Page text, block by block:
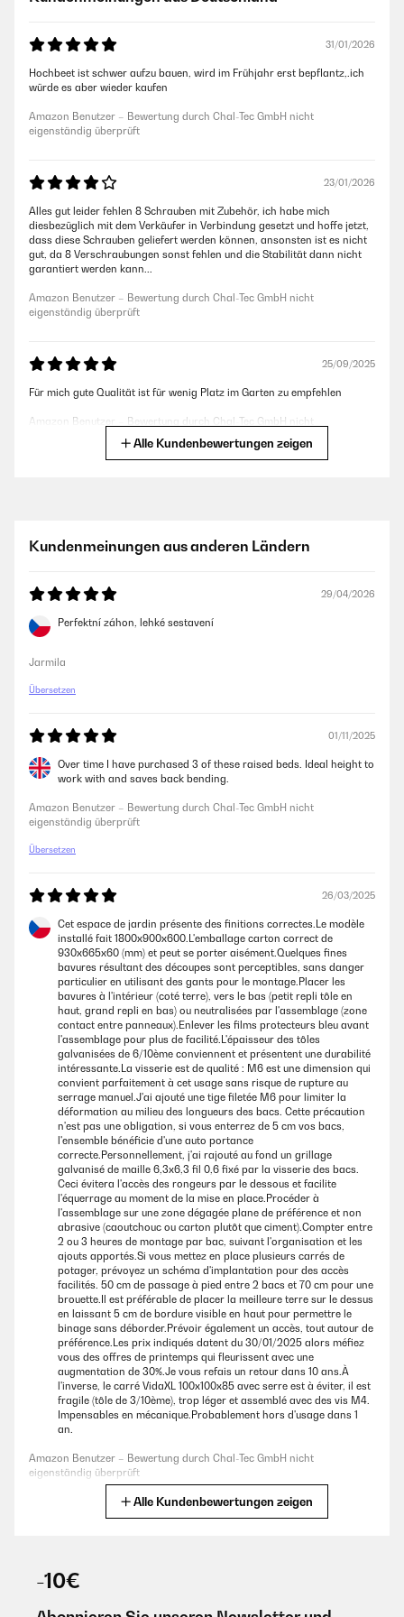
31/01/2026
Hochbeet ist schwer aufzu bauen, wird im Frühjahr erst bepflantz,.ich
würde es aber wieder kaufen
Amazon Benutzer – Bewertung durch Chal-Tec GmbH nicht
eigenständig überprüft
23/01/2026
Alles gut leider fehlen 8 Schrauben mit Zubehör, ich habe mich
diesbezüglich mit dem Verkäufer in Verbindung gesetzt und hoffe jetzt,
dass diese Schrauben geliefert werden können, ansonsten ist es nicht
gut, da 8 Verschraubungen sonst fehlen und die Stabilität dann nicht
garantiert werden kann...
Amazon Benutzer – Bewertung durch Chal-Tec GmbH nicht
eigenständig überprüft
25/09/2025
Für mich gute Qualität ist für wenig Platz im Garten zu empfehlen
Amazon Benutzer – Bewertung durch Chal-Tec GmbH nicht
eigenständig überprüft
sagen dass es viele Schrauben sind aber alles einfach zu handhaben.
Ging relatif schnell! Kann ich nur empfehlen. Der einzige negative
Punkt, einige Teile hatten Schrammen. Da es aber ein Hochbeet, was
Amazon Benutzer – Bewertung durch Chal-Tec GmbH nicht
eigenständig überprüft
verbogen und alle Schrauben Muttern und Unterlegscheiben sind
allerdings noch nichts sagen.
Amazon Benutzer – Bewertung durch Chal-Tec GmbH nicht
eigenständig überprüft
24/11/2024
Wir haben dieses Hochbett gekauft, weil uns die Holzhochbeete immer
auseinander fielen. Der Aufbau erklärt sich auch für Nichthandwerker
wie uns im Prinzip von selbst. Man muss ein wenig aufpassen wegen
der teils scharfen Kanten. Die Teile lassen sich alle gut miteinander
verbinden Schrauben, Unterlegscheiben und Muttern sind
entsprechend dabei.Es ist auf jeden Fall praktischer, wenn man das
Hochbeet zu zweit aufbaut, dann kann einer halten und einer
schrauben.Die Haltbarkeit kann ich noch nicht beurteilen, das
Hochbeet macht aber einen stabilen Eindruck. Kleiner Tipp:
Kaninchendraht unten am Boden auslegen, damit die Wühlmäuse den
Weg nicht ins Hochbeet finden.Einen Punkt Abzug gibt es bei der
Bewertung, da ein paar Ecken vom Transport verbogen waren. Das hat
für den Aufbau aber keine Relevanz gehabt.Die Lieferung erfolgte
schnell.
Amazon Benutzer – Bewertung durch Chal-Tec GmbH nicht
eigenständig überprüft
21/02/2024
Haben mittlerweile zwei dieser Hochbeete im Garten. Wer schonmal
einen Schraubendreher und Maulschlüssel in der Hand hatte, dürfte mit
dem Aufbau keine Schwierigkeiten haben. Die Anleitung war für mich
verständlich und nachvollziehbar.Ohne Füllung mit Erde ist die
Konstruktion etwas wackelig. Wir haben Sie daher aufgebaut, mit
Noppenfolie ausgekleidet, Kaninchendraht und Kiesel gegen
Schädlinge am Boden ausgelegt und dann gleich mit Erde befüllt.Das
Hochbeet bringt eine angenehme Arbeitshöhe zur Aussaat und Ernte.
funktioniert.Achtung, nicht bei der Arbeit auf den Rändern des
Hochbeets abstützen, das Blech ist dafür nicht stark genug und kann
sich verziehen.Ich würde wieder so ein Hochbeet kaufen.
Amazon Benutzer – Bewertung durch Chal-Tec GmbH nicht
Habe mit zu dem 1,6 m Hochbeet auch das Foliezelt bestellt. Beides
Alle Kundenbewertungen zeigen
Kundenmeinungen aus anderen Ländern
29/04/2026
Perfektní záhon, lehké sestavení
Jarmila
Übersetzen
01/11/2025
Over time I have purchased 3 of these raised beds. Ideal height to
work with and saves back bending.
Amazon Benutzer – Bewertung durch Chal-Tec GmbH nicht
eigenständig überprüft
Übersetzen
26/03/2025
Cet espace de jardin présente des finitions correctes.Le modèle
installé fait 1800x900x600.L'emballage carton correct de
930x665x60 (mm) et peut se porter aisément.Quelques fines
bavures résultant des découpes sont perceptibles, sans danger
particulier en utilisant des gants pour le montage.Placer les
bavures à l'intérieur (coté terre), vers le bas (petit repli tôle en
haut, grand repli en bas) ou neutralisées par l'assemblage (zone
contact entre panneaux).Enlever les films protecteurs bleu avant
l'assemblage pour plus de facilité.L'épaisseur des tôles
galvanisées de 6/10ème conviennent et présentent une durabilité
intéressante.La visserie est de qualité : M6 est une dimension qui
convient parfaitement à cet usage sans risque de rupture au
serrage manuel.J'ai ajouté une tige filetée M6 pour limiter la
déformation au milieu des longueurs des bacs. Cette précaution
n'est pas une obligation, si vous enterrez de 5 cm vos bacs,
l'ensemble bénéficie d'une auto portance
correcte.Personnellement, j'ai rajouté au fond un grillage
galvanisé de maille 6,3x6,3 fil 0,6 fixé par la visserie des bacs.
Ceci évitera l'accès des rongeurs par le dessous et facilite
l'équerrage au moment de la mise en place.Procéder à
l'assemblage sur une zone dégagée plane de préférence et non
abrasive (caoutchouc ou carton plutôt que ciment).Compter entre
2 ou 3 heures de montage par bac, suivant l'organisation et les
ajouts apportés.Si vous mettez en place plusieurs carrés de
potager, prévoyez un schéma d'implantation pour des accès
facilités. 50 cm de passage à pied entre 2 bacs et 70 cm pour une
brouette.Il est préférable de placer la meilleure terre sur le dessus
en laissant 5 cm de bordure visible en haut pour permettre le
binage sans déborder.Prévoir également un accès, tout autour de
préférence.Les prix indiqués datent du 30/01/2025 alors méfiez
vous des offres de printemps qui fleurissent avec une
augmentation de 30%.Je vous refais un retour dans 10 ans.À
l'inverse, le carré VidaXL 100x100x85 avec serre est à éviter, il est
fragile (tôle de 3/10ème), trop léger et assemblé avec des vis M4.
Impensables en mécanique.Probablement hors d'usage dans 1
an.
Amazon Benutzer – Bewertung durch Chal-Tec GmbH nicht
eigenständig überprüft
Fairly easy for 2 people to put together. Just what I needed for my
asparagus patch and my chickens can’t get in it due to the
Alle Kundenbewertungen zeigen
-10€